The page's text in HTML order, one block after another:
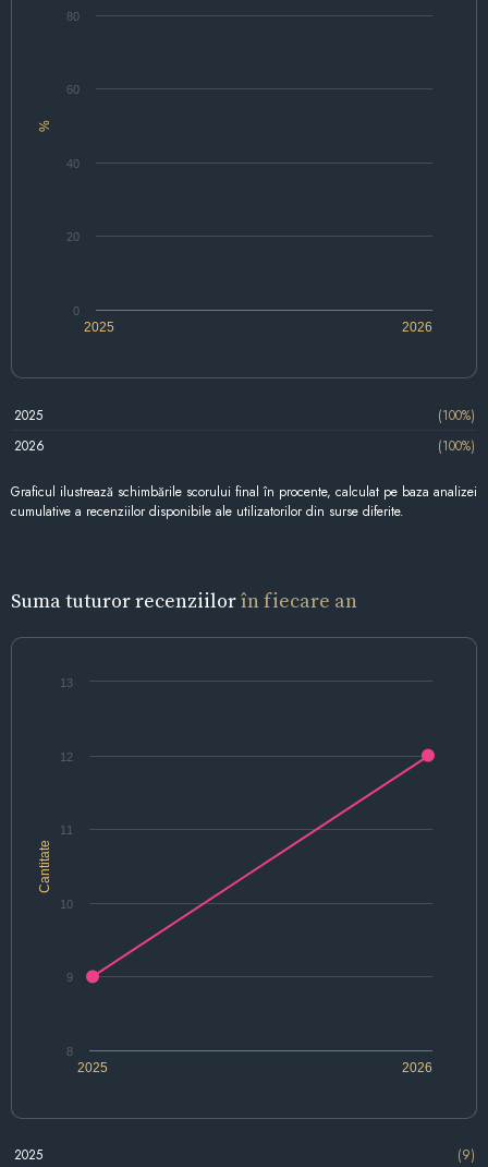
%
2025 2026
0
20
40
60
80
2025
(100%)
2026
(100%)
Graficul ilustrează schimbările scorului final în procente, calculat pe baza analizei
cumulative a recenziilor disponibile ale utilizatorilor din surse diferite.
Suma tuturor recenziilorîn fiecare an
Cantitate
2025 2026
8
9
10
11
12
13
2025
(9)